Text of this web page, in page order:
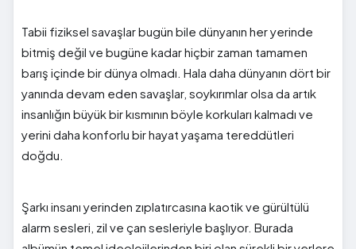
Tabii fiziksel savaşlar bugün bile dünyanın her yerinde
bitmiş değil ve bugüne kadar hiçbir zaman tamamen
barış içinde bir dünya olmadı. Hala daha dünyanın dört bir
yanında devam eden savaşlar, soykırımlar olsa da artık
insanlığın büyük bir kısmının böyle korkuları kalmadı ve
yerini daha konforlu bir hayat yaşama tereddütleri
doğdu.
Şarkı insanı yerinden zıplatırcasına kaotik ve gürültülü
alarm sesleri, zil ve çan sesleriyle başlıyor. Burada